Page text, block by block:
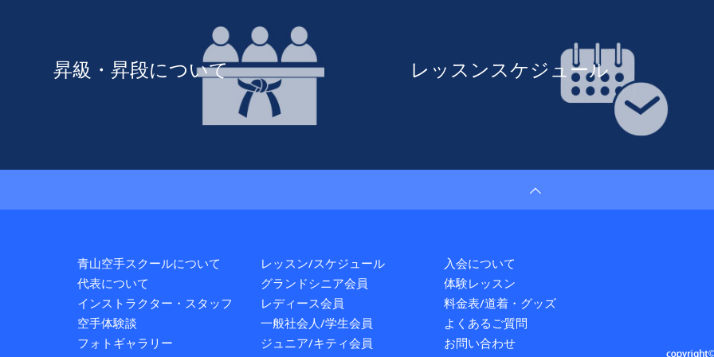
昇級・昇段について レッスンスケジュール
青山空手スクールについて
代表について
インストラクター・スタッフ
空手体験談
フォトギャラリー
レッスン/スケジュール
グランドシニア会員
レディース会員
一般社会人/学生会員
ジュニア/キティ会員
入会について
体験レッスン
料金表/道着・グッズ
よくあるご質問
お問い合わせ